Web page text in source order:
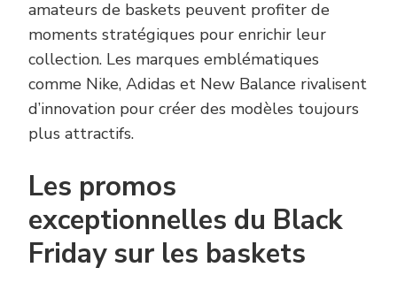
amateurs de baskets peuvent profiter de
moments stratégiques pour enrichir leur
collection. Les marques emblématiques
comme Nike, Adidas et New Balance rivalisent
d’innovation pour créer des modèles toujours
plus attractifs.
Les promos
exceptionnelles du Black
Friday sur les baskets